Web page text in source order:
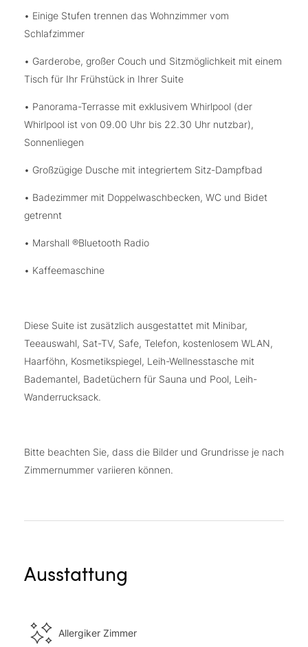
• Einige Stufen trennen das Wohnzimmer vom
Schlafzimmer
• Garderobe, großer Couch und Sitzmöglichkeit mit einem
Tisch für Ihr Frühstück in Ihrer Suite
• Panorama-Terrasse mit exklusivem Whirlpool (der
Whirlpool ist von 09.00 Uhr bis 22.30 Uhr nutzbar),
Sonnenliegen
• Großzügige Dusche mit integriertem Sitz-Dampfbad
• Badezimmer mit Doppelwaschbecken, WC und Bidet
getrennt
• Marshall ®Bluetooth Radio
• Kaffeemaschine
Diese Suite ist zusätzlich ausgestattet mit Minibar,
Teeauswahl, Sat-TV, Safe, Telefon, kostenlosem WLAN,
Haarföhn, Kosmetikspiegel, Leih-Wellnesstasche mit
Bademantel, Badetüchern für Sauna und Pool, Leih-
Wanderrucksack.
Bitte beachten Sie, dass die Bilder und Grundrisse je nach
Zimmernummer variieren können.
Ausstattung
Allergiker Zimmer